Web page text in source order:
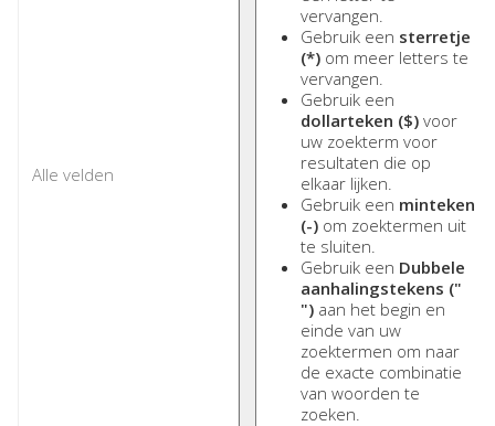
vervangen.
Gebruik een sterretje
(*) om meer letters te
vervangen.
Gebruik een
dollarteken ($) voor
uw zoekterm voor
resultaten die op
elkaar lijken.
Gebruik een minteken
(-) om zoektermen uit
te sluiten.
Gebruik een Dubbele
aanhalingstekens ("
") aan het begin en
einde van uw
zoektermen om naar
de exacte combinatie
van woorden te
zoeken.